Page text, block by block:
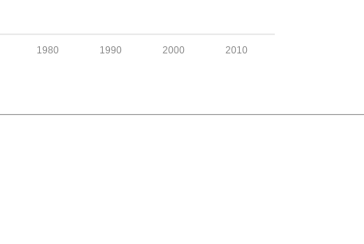
2010
2000
1990
1980